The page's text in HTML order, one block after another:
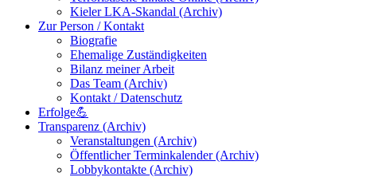
Kieler LKA-Skandal (Archiv)
Zur Person / Kontakt
Biografie
Ehemalige Zuständigkeiten
Bilanz meiner Arbeit
Das Team (Archiv)
Kontakt / Datenschutz
Erfolge💪
Transparenz (Archiv)
Veranstaltungen (Archiv)
Öffentlicher Terminkalender (Archiv)
Lobbykontakte (Archiv)